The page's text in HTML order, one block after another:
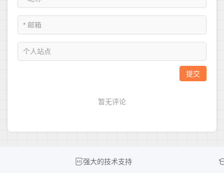
强大的技术支持